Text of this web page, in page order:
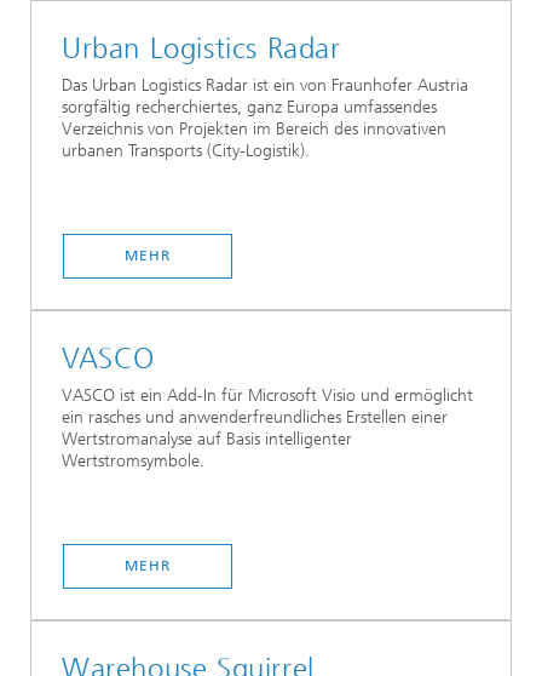
Urban Logistics Radar
Das Urban Logistics Radar ist ein von Fraunhofer Austria
sorgfältig recherchiertes, ganz Europa umfassendes
Verzeichnis von Projekten im Bereich des innovativen
urbanen Transports (City-Logistik).
MEHR
VASCO
VASCO ist ein Add-In für Microsoft Visio und ermöglicht
ein rasches und anwenderfreundliches Erstellen einer
Wertstromanalyse auf Basis intelligenter
Wertstromsymbole.
MEHR
Warehouse Squirrel